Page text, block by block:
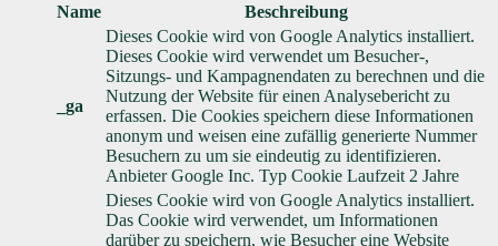
Name
Beschreibung
_ga
Dieses Cookie wird von Google Analytics installiert.
Dieses Cookie wird verwendet um Besucher-,
Sitzungs- und Kampagnendaten zu berechnen und die
Nutzung der Website für einen Analysebericht zu
erfassen. Die Cookies speichern diese Informationen
anonym und weisen eine zufällig generierte Nummer
Besuchern zu um sie eindeutig zu identifizieren.
Anbieter Google Inc. Typ Cookie Laufzeit 2 Jahre
Dieses Cookie wird von Google Analytics installiert.
Das Cookie wird verwendet, um Informationen
darüber zu speichern, wie Besucher eine Website